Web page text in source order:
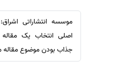
ترجمه عربی به فارسی
مشاهده همه زبان ها
سفارش ویرایش
سفارش پارافریز
سفارش فرمت‌بندی
سفارش کاهش کمیت
موسسه انتشاراتی
اصلی انتخاب یک
جذاب بودن موضوع مقاله